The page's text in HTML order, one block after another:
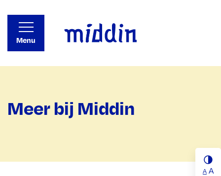
A A
Menu
Meer bij Middin